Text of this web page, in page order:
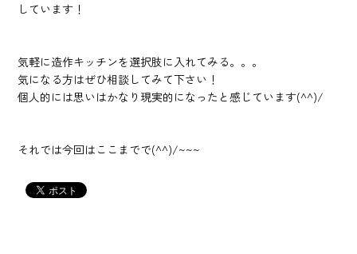
しています！
気軽に造作キッチンを選択肢に入れてみる。。。
気になる方はぜひ相談してみて下さい！
個人的には思いはかなり現実的になったと感じています(^^)/
それでは今回はここまでで(^^)/~~~